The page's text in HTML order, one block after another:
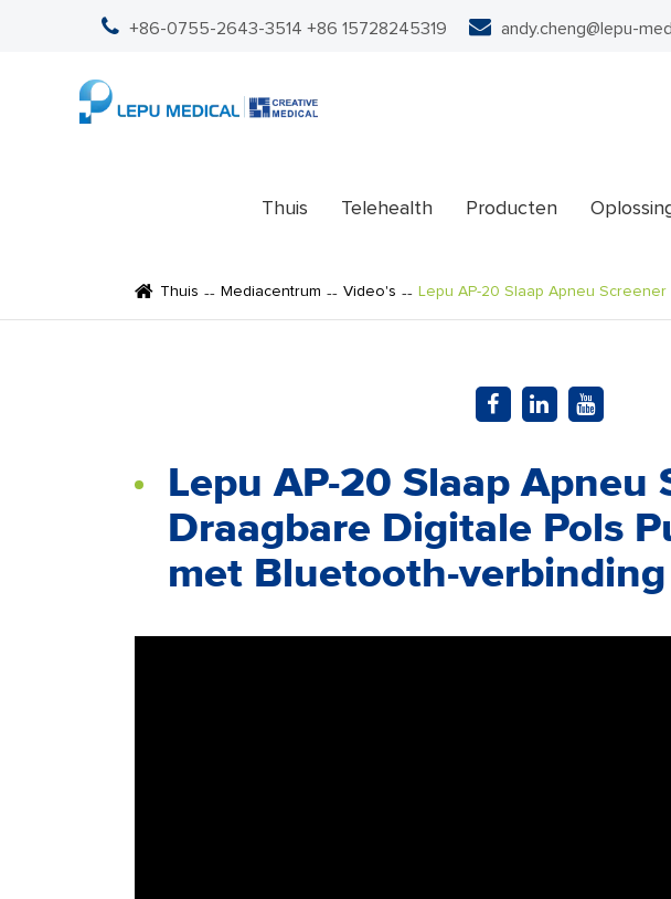
+86-0755-2643-3514 +86 15728245319 andy.cheng@lepu-
Thuis Telehealth Producten
Thuis Mediacentrum Video's Lepu AP-20 Slaap Apneu
Lepu AP-20 Slaap Apneu
Draagbare Digitale Pols
met Bluetooth-verbinding